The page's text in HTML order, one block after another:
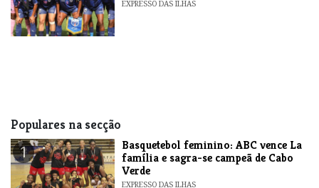
EXPRESSO DAS ILHAS
Populares na secção
1
Basquetebol feminino: ABC vence La
família e sagra-se campeã de Cabo
Verde
EXPRESSO DAS ILHAS